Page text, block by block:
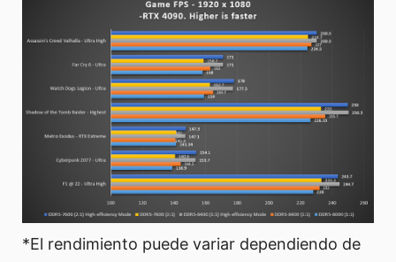
*El rendimiento puede variar dependiendo de